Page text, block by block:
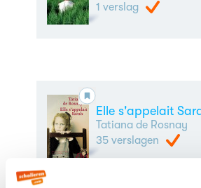
1 verslag
Elle s'appelait
Tatiana de Rosnay
35 verslagen